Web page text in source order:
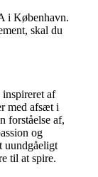
i København.
skal du
af
med afsæt i
forståelse af,
og
uundgåeligt
til at spire.